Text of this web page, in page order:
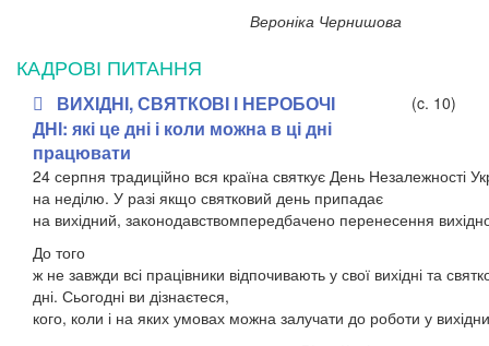
Вероніка Чернишова
КАДРОВІ ПИТАННЯ
ВИХІДНІ, СВЯТКОВІ І НЕРОБОЧІ
ДНІ: які це дні і коли можна в ці дні
працювати
(c. 10)
24 серпня традиційно вся країна святкує День Незалежності
на неділю. У разі якщо святковий день припадає
на вихідний, законодавствомпередбачено перенесення
До того
ж не завжди всі працівники відпочивають у свої вихідні та
дні. Сьогодні ви дізнаєтеся,
кого, коли і на яких умовах можна залучати до роботи у